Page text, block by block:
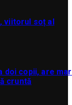
viitorul soț al
doi copii, are
cruntă